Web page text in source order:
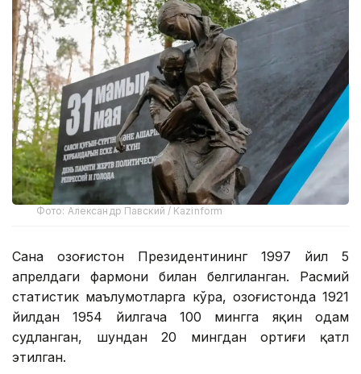
Фото: Александр Павский / Kazinform
Сана Қозоғистон Президентининг 1997 йил 5
апрелдаги фармони билан белгиланган. Расмий
статистик маълумотларга кўра, Қозоғистонда 1921
йилдан 1954 йилгача 100 мингга яқин одам
судланган, шундан 20 мингдан ортиғи қатл
этилган.